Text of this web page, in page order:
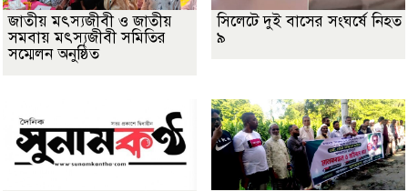
জাতীয় মৎস্যজীবী ও জাতীয়
সমবায় মৎস্যজীবী সমিতির
সম্মেলন অনুষ্ঠিত
সিলেটে দুই বাসের সংঘর্ষে নিহত
৯